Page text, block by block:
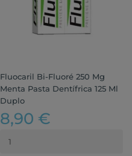
Fluocaril Bi-Fluoré 250 Mg
Menta Pasta Dentífrica 125 Ml
Duplo
8,90 €